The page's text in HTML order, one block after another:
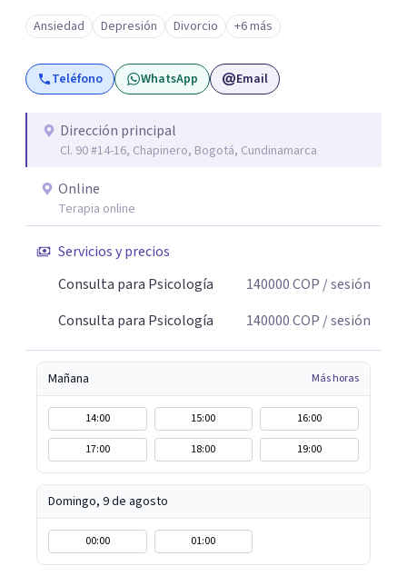
consulta no solo cargan con un síntoma: sienten que sus
propias reacciones emocionales les complican más la
vida. Desde ahí trabajamos. No busco eliminar el
malestar a la fuerza. Prefiero entender qué lo sostiene y
forma presencial y también online.
Ansiedad Depresión Divorcio +6 más
Teléfono WhatsApp Email
Dirección principal
Cl. 90 #14-16, Chapinero, Bogotá, Cundinamarca
Online
Terapia online
Servicios y precios
Consulta para Psicología
140000COP / sesión
Consulta para Psicología
140000COP / sesión
Mañana Más horas
14:00 15:00
16:00
17:00
18:00 19:00
Domingo, 9 de agosto
00:00 01:00